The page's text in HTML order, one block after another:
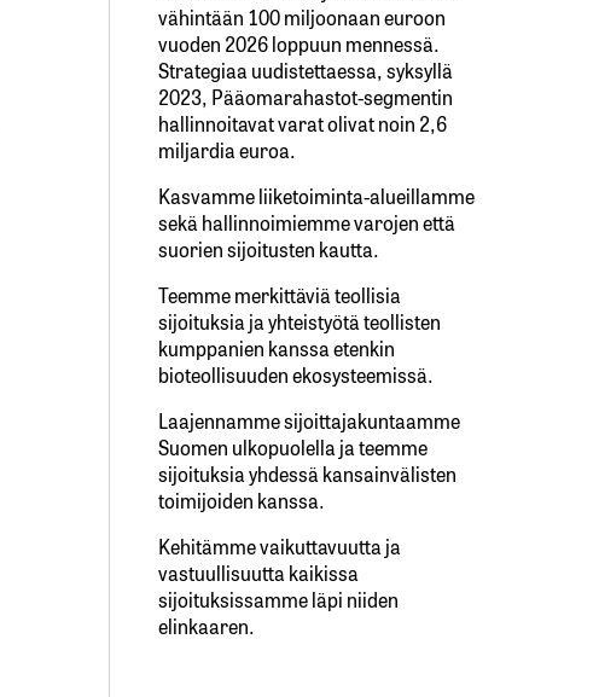
vähintään 100 miljoonaan euroon
vuoden 2026 loppuun mennessä.
Strategiaa uudistettaessa, syksyllä
2023, Pääomarahastot-segmentin
hallinnoitavat varat olivat noin 2,6
miljardia euroa.
Kasvamme liiketoiminta-alueillamme
sekä hallinnoimiemme varojen että
suorien sijoitusten kautta.
Teemme merkittäviä teollisia
sijoituksia ja yhteistyötä teollisten
kumppanien kanssa etenkin
bioteollisuuden ekosysteemissä.
Laajennamme sijoittajakuntaamme
Suomen ulkopuolella ja teemme
sijoituksia yhdessä kansainvälisten
toimijoiden kanssa.
Kehitämme vaikuttavuutta ja
vastuullisuutta kaikissa
sijoituksissamme läpi niiden
elinkaaren.